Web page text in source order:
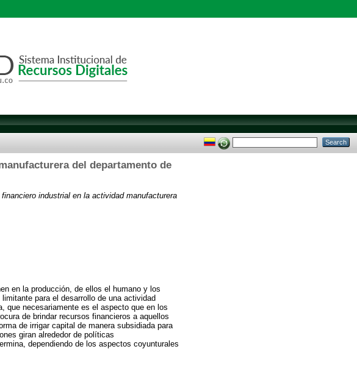
del departamento de
industrial en la actividad manufacturera
en la producción, de ellos el humano y los
para el desarrollo de una actividad
que necesariamente es el aspecto que en los
de brindar recursos financieros a aquellos
de irrigar capital de manera subsidiada para
giran alrededor de políticas
dependiendo de los aspectos coyunturales